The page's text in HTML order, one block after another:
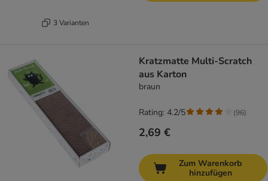
3 Varianten
Kratzmatte Multi-Scratch
aus Karton
braun
2,69 €
Rating: 4.2/5 (96)
Zum Warenkorb
hinzufügen